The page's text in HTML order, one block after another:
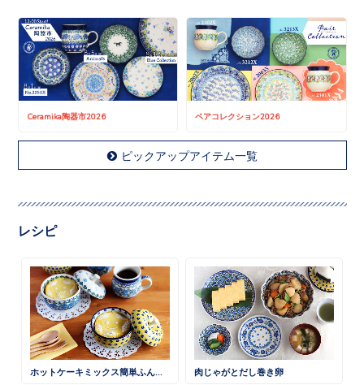
Ceramika陶器市2026 ペアコレクション2026
ピックアップアイテム一覧
レシピ
ホットケーキミックス簡単ふんわりケーキ 肉じゃがとだし巻き卵